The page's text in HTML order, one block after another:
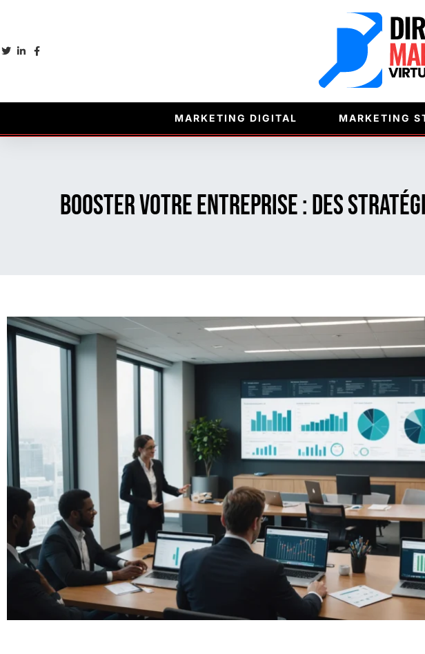
MARKETING DIGITAL MARKETING
Booster votre entreprise : des